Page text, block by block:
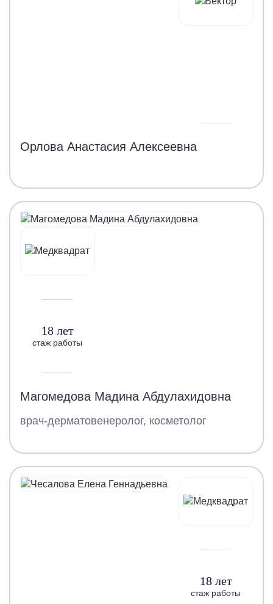
Орлова Анастасия Алексеевна
18 лет
стаж работы
Магомедова Мадина Абдулахидовна
врач-дерматовенеролог, косметолог
18 лет
стаж работы